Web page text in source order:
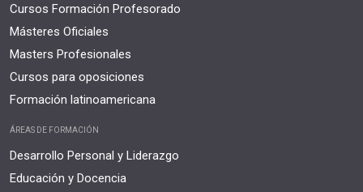
Cursos Formación Profesorado
Másteres Oficiales
Masters Profesionales
Cursos para oposiciones
Formación latinoamericana
ÁREAS DE FORMACIÓN
Desarrollo Personal y Liderazgo
Educación y Docencia